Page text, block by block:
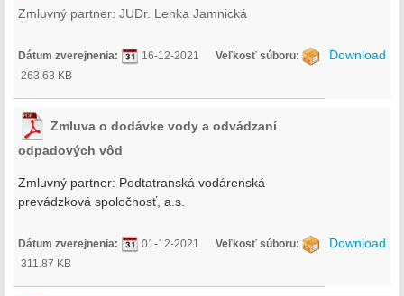
Zmluvný partner: JUDr. Lenka Jamnická
Dátum zverejnenia: 16-12-2021 Veľkosť súboru:
263.63 KB
Download
Zmluva o dodávke vody a odvádzaní
odpadových vôd
Zmluvný partner: Podtatranská vodárenská
prevádzková spoločnosť, a.s.
Dátum zverejnenia: 01-12-2021 Veľkosť súboru:
311.87 KB
Download